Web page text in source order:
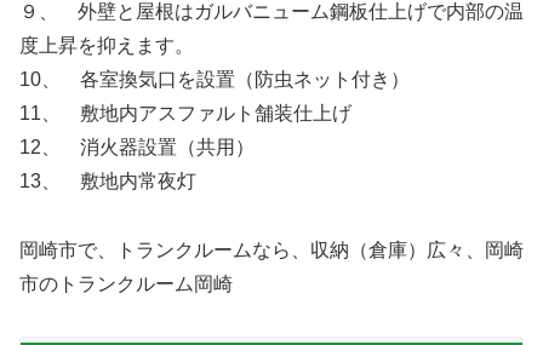
９、 外壁と屋根はガルバニューム鋼板仕上げで内部の温
度上昇を抑えます。
10、 各室換気口を設置（防虫ネット付き）
11、 敷地内アスファルト舗装仕上げ
12、 消火器設置（共用）
13、 敷地内常夜灯
岡崎市で、トランクルームなら、収納（倉庫）広々、岡崎
市のトランクルーム岡崎